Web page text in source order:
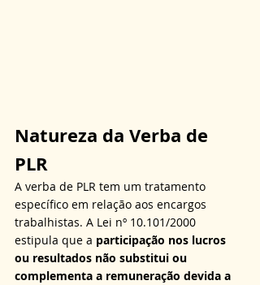
Natureza da Verba de
PLR
A verba de PLR tem um tratamento
específico em relação aos encargos
trabalhistas. A Lei nº 10.101/2000
estipula que a participação nos lucros
ou resultados não substitui ou
complementa a remuneração devida a